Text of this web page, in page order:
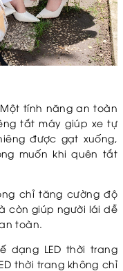
tính năng an toàn
tắt máy giúp xe tự
được gạt xuống,
muốn khi quên tắt
chỉ tăng cường độ
còn giúp người lái dễ
toàn.
dạng LED thời trang
thời trang không chỉ